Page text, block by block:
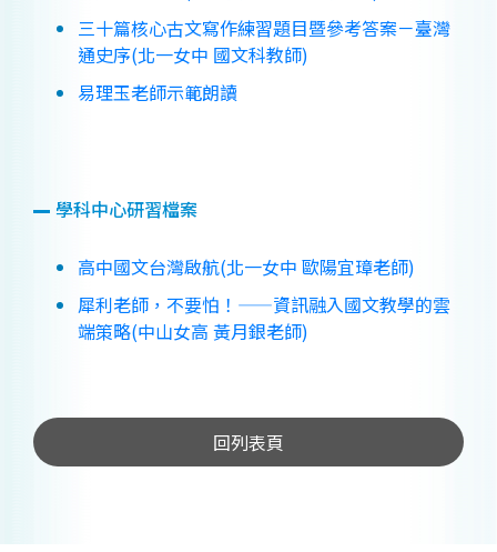
三十篇核心古文寫作練習題目暨參考答案－臺灣
通史序(北一女中 國文科教師)
易理玉老師示範朗讀
學科中心研習檔案
高中國文台灣啟航(北一女中 歐陽宜璋老師)
犀利老師，不要怕！——資訊融入國文教學的雲
端策略(中山女高 黃月銀老師)
回列表頁